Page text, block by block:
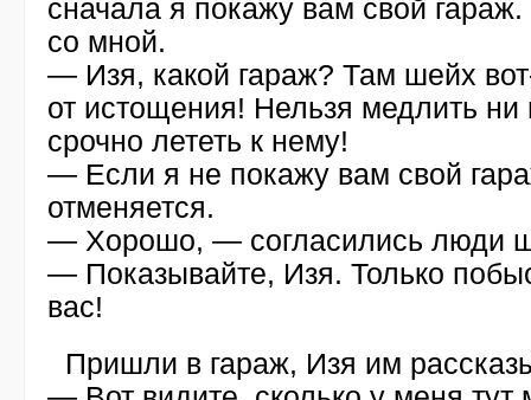
сначала я покажу вам свой
со мной.
— Изя, какой гараж? Там шейх
от истощения! Нельзя медлить
срочно лететь к нему!
— Если я не покажу вам свой
отменяется.
— Хорошо, — согласились люди
— Показывайте, Изя. Только
вас!
Пришли в гараж, Изя им